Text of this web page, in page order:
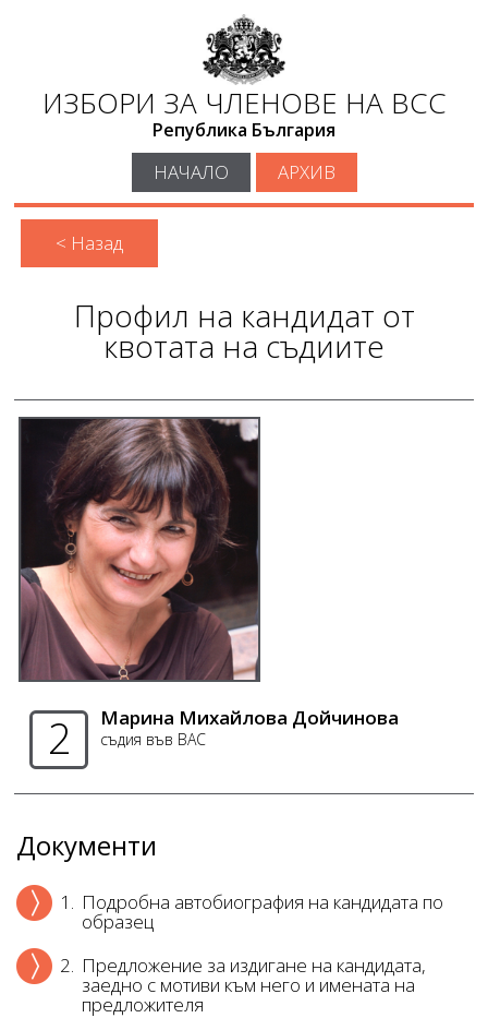
ИЗБОРИ ЗА ЧЛЕНОВЕ НА ВСС
Република България
НАЧАЛО АРХИВ
< Назад
Профил на кандидат от
квотата на съдиите
2 Марина Михайлова Дойчинова
съдия във ВАС
Документи
1. Подробна автобиография на кандидата по
образец
2. Предложение за издигане на кандидата,
заедно с мотиви към него и имената на
предложителя